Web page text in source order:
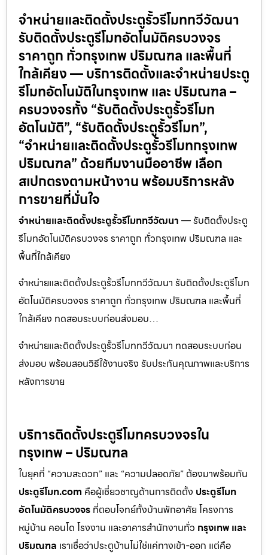
จำหน่ายและติดตั้งประตูรั้วรีโมททวีวัฒนา
รับติดตั้งประตูรีโมทอัตโนมัติครบวงจร
ราคาถูก ทั่วกรุงเทพ ปริมณฑล และพื้นที่
ใกล้เคียง — บริการติดตั้งและจำหน่ายประตู
รีโมทอัตโนมัติในกรุงเทพ และ ปริมณฑล –
ครบวงจรทั้ง “รับติดตั้งประตูรั้วรีโมท
อัตโนมัติ”, “รับติดตั้งประตูรั้วรีโมท”,
“จำหน่ายและติดตั้งประตูรั้วรีโมทกรุงเทพ
ปริมณฑล” ด้วยทีมงานมืออาชีพ เลือก
สเปกตรงตามหน้างาน พร้อมบริการหลัง
การขายที่มั่นใจ
จำหน่ายและติดตั้งประตูรั้วรีโมททวีวัฒนา — รับติดตั้งประตู
รีโมทอัตโนมัติครบวงจร ราคาถูก ทั่วกรุงเทพ ปริมณฑล และ
พื้นที่ใกล้เคียง
จำหน่ายและติดตั้งประตูรั้วรีโมททวีวัฒนา รับติดตั้งประตูรีโมท
อัตโนมัติครบวงจร ราคาถูก ทั่วกรุงเทพ ปริมณฑล และพื้นที่
ใกล้เคียง ทดสอบระบบก่อนส่งมอบ…
จำหน่ายและติดตั้งประตูรั้วรีโมททวีวัฒนา ทดสอบระบบก่อน
ส่งมอบ พร้อมสอนวิธีใช้งานจริง รับประกันคุณภาพและบริการ
หลังการขาย
บริการติดตั้งประตูรีโมทครบวงจรใน
กรุงเทพ – ปริมณฑล
ในยุคที่ “ความสะดวก” และ “ความปลอดภัย” ต้องมาพร้อมกัน
ประตูรีโมท.com คือผู้เชี่ยวชาญด้านการติดตั้ง ประตูรีโมท
อัตโนมัติครบวงจร ที่ตอบโจทย์ทั้งบ้านพักอาศัย โครงการ
หมู่บ้าน คอนโด โรงงาน และอาคารสำนักงานทั่ว กรุงเทพ และ
ปริมณฑล เราเชื่อว่าประตูบ้านไม่ใช่แค่ทางเข้า-ออก แต่คือ